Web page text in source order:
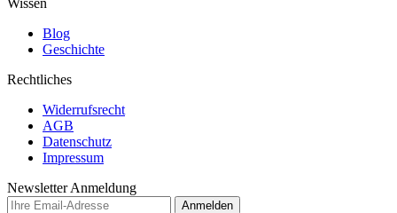
Blog
Geschichte
Rechtliches
Widerrufsrecht
AGB
Datenschutz
Impressum
Newsletter Anmeldung
Anmelden